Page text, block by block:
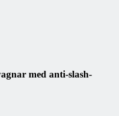
med anti-slash-